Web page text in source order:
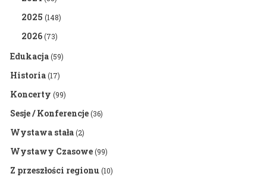
2025 (148)
2026(73)
Edukacja(59)
Historia(17)
Koncerty (99)
Sesje / Konferencje(36)
Wystawa stała(2)
Wystawy Czasowe(99)
Z przeszłości regionu(10)